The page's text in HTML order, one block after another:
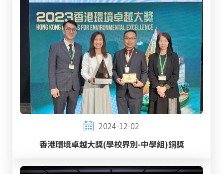
2024-12-02
香港環境卓越大獎(學校界別-中學組)銅獎